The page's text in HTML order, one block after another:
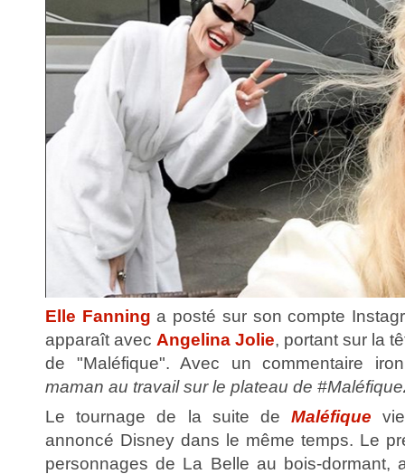
Elle Fanning a posté sur son compte
apparaît avec Angelina Jolie, portant sur la
de "Maléfique". Avec un commentaire
maman au travail sur le plateau de
Le tournage de la suite deMaléfique
annoncé Disney dans le même temps. Le
personnages de La Belle au bois-dormant,